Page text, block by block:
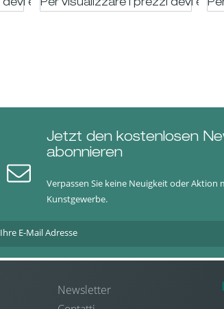
devi essere registrato
Per visualizzare i prezzi devi
Jetzt den kostenlosen
abonnieren
Verpassen Sie keine Neuigkeit oder Aktion
Kunstgewerbe.
Newsletter